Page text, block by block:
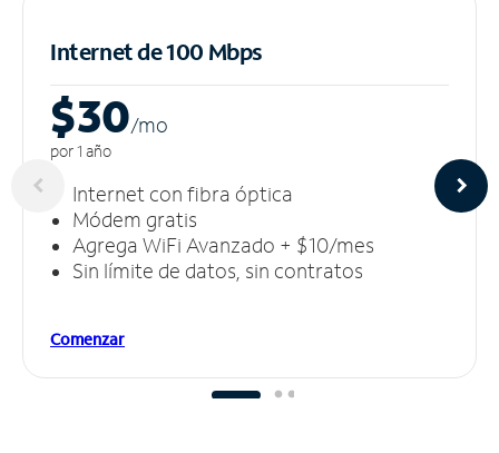
Internet de 100 Mbps
$30/mo
por 1 año
Internet con fibra óptica
Módem gratis
Agrega WiFi Avanzado + $10/mes
Sin límite de datos, sin contratos
Comenzar